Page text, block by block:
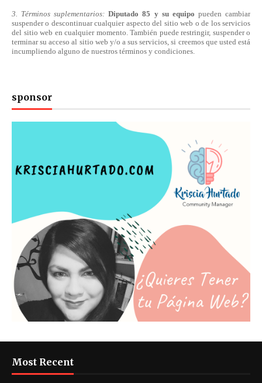
3. Términos suplementarios:Diputado 85 y su equipo pueden cambiar
suspender o descontinuar cualquier aspecto del sitio web o de los servicios
del sitio web en cualquier momento. También puede restringir, suspender o
terminar su acceso al sitio web y/o a sus servicios, si creemos que usted está
incumpliendo alguno de nuestros términos y condiciones.
sponsor
Most Recent